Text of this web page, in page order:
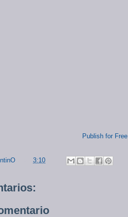
Publish for Free
3:10